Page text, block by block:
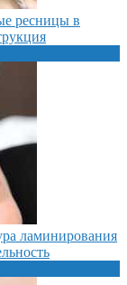
ресницы в
ламинирования